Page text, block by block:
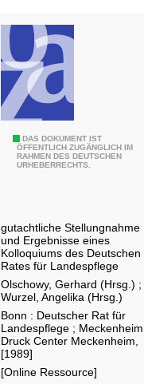
n
e
n
e
n
d
e
s
l
ä
n
d
e
l
t
e
u
u
r
s
c
h
u
t
z
DAS DOKUMENT IST
ÖFFENTLICH ZUGÄNGLICH IM
RAHMEN DES DEUTSCHEN
URHEBERRECHTS.
W
u
n
a
t
u
r
n
a
h
gutachtliche Stellungnahme
und Ergebnisse eines
Kolloquiums des Deutschen
Rates für Landespflege
Olschowy, Gerhard (Hrsg.) ;
Wurzel, Angelika (Hrsg.)
Bonn : Deutscher Rat für
Landespflege ;
Druck Center Meckenheim,
[1989]
[Online Ressource]